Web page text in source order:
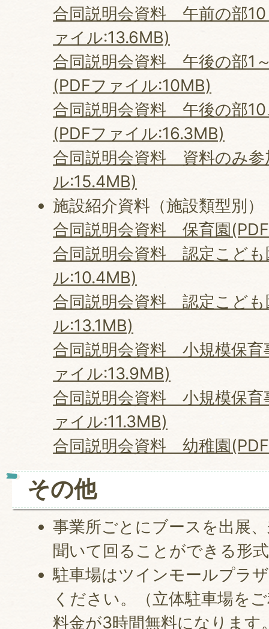
合同説明会資料 午前の部
ァイル:13.6MB)
合同説明会資料 午後の部1
(PDFファイル:10MB)
合同説明会資料 午後の部10
(PDFファイル:16.3MB)
合同説明会資料 資料のみ参
ル:15.4MB)
施設紹介資料（施設類型別）
合同説明会資料 保育園
合同説明会資料 認定こども
ル:10.4MB)
合同説明会資料 認定こども
ル:13.1MB)
合同説明会資料 小規模保育
ァイル:13.9MB)
合同説明会資料 小規模保育
ァイル:11.3MB)
合同説明会資料 幼稚園
その他
事業所ごとにブースを出展
聞いて回ることができる形
駐車場はツインモールプラ
ください。（立体駐車場を
料金が3時間無料になります